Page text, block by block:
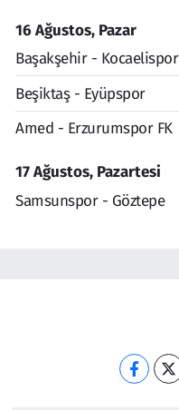
16 Ağustos, Pazar
Başakşehir - Kocaelispor
Beşiktaş - Eyüpspor
Amed - Erzurumspor FK
17 Ağustos, Pazartesi
Samsunspor - Göztepe